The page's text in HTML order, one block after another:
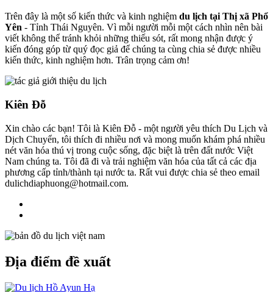
Trên đây là một số kiến thức và kinh nghiệm du lịch tại Thị xã Phổ
Yên - Tỉnh Thái Nguyên. Vì mỗi người mỗi một cách nhìn nên bài
viết không thể tránh khỏi những thiếu sót, rất mong nhận được ý
kiến đóng góp từ quý đọc giả để chúng ta cùng chia sẻ được nhiều
kiến thức, kinh nghiệm hơn. Trân trọng cảm ơn!
Kiên Đỗ
Xin chào các bạn! Tôi là Kiên Đỗ - một người yêu thích Du Lịch và
Dịch Chuyển, tôi thích đi nhiều nơi và mong muốn khám phá nhiều
nét văn hóa thú vị trong cuộc sống, đặc biệt là trên đất nước Việt
Nam chúng ta. Tôi đã đi và trải nghiệm văn hóa của tất cả các địa
phương cấp tỉnh/thành tại nước ta. Rất vui được chia sẻ theo email
dulichdiaphuong@hotmail.com.
Địa điểm đề xuất